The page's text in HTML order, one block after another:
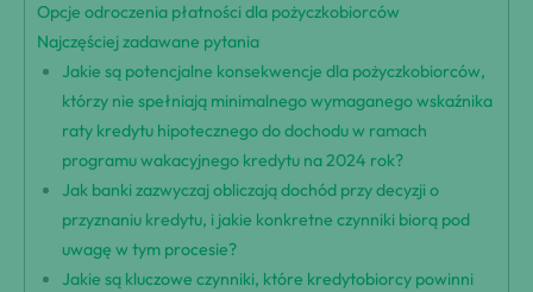
Opcje odroczenia płatności dla pożyczkobiorców
Najczęściej zadawane pytania
Jakie są potencjalne konsekwencje dla pożyczkobiorców,
którzy nie spełniają minimalnego wymaganego wskaźnika
raty kredytu hipotecznego do dochodu w ramach
programu wakacyjnego kredytu na 2024 rok?
Jak banki zazwyczaj obliczają dochód przy decyzji o
przyznaniu kredytu, i jakie konkretne czynniki biorą pod
uwagę w tym procesie?
Jakie są kluczowe czynniki, które kredytobiorcy powinni